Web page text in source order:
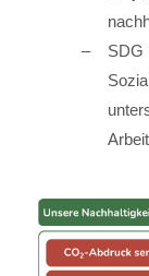
SDG